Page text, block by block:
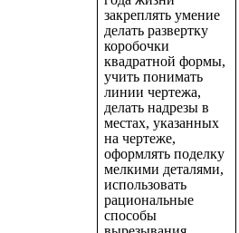
закреплять умение
делать развертку
коробочки
квадратной формы,
учить понимать
линии чертежа,
делать надрезы в
местах, указанных
на чертеже,
оформлять поделку
мелкими деталями,
использовать
рациональные
способы